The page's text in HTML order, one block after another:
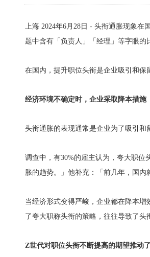
上海 2024年6月28日 - 头衔通胀现象在
题中含有「负责人」「经理」等字眼的
在国内，提升职位头衔是企业吸引和保
经济环境不确定时，企业采取降本措施
头衔通胀的表现通常是企业为了吸引和
调查中，有30%的雇主认为，夸大职
胀的趋势。」他补充：「前几年，国
当经济形式变得严峻，企业都在降本
了夸大职称头衔的策略，往往导致了头
Z世代对职位头衔不断提高的期望推动